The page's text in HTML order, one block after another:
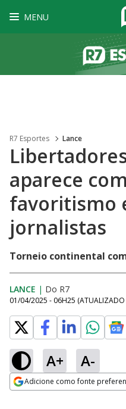
MENU
R7 Esportes Lance
aparece
favoritismo
jornalistas
Torneio continental
LANCE | Do R7
01/04/2025 - 06H25 (ATUALIZADO
A+ A-
Adicione como fonte